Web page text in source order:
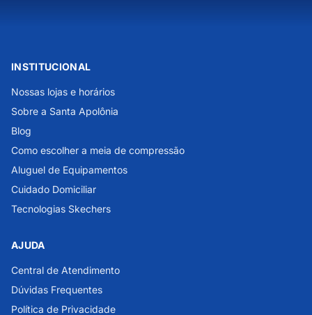
INSTITUCIONAL
Nossas lojas e horários
Sobre a Santa Apolônia
Blog
Como escolher a meia de compressão
Aluguel de Equipamentos
Cuidado Domiciliar
Tecnologias Skechers
AJUDA
Central de Atendimento
Dúvidas Frequentes
Política de Privacidade